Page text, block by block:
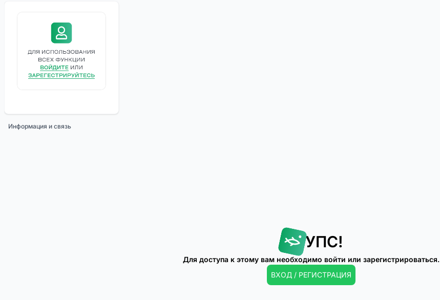
Информация и связь
УПС!
Для доступа к этому вам необходимо войти или зарегистрироваться.
ВХОД / РЕГИСТРАЦИЯ